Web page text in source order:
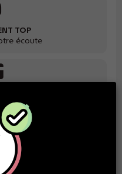
TOP
écoute
paiement
qualité